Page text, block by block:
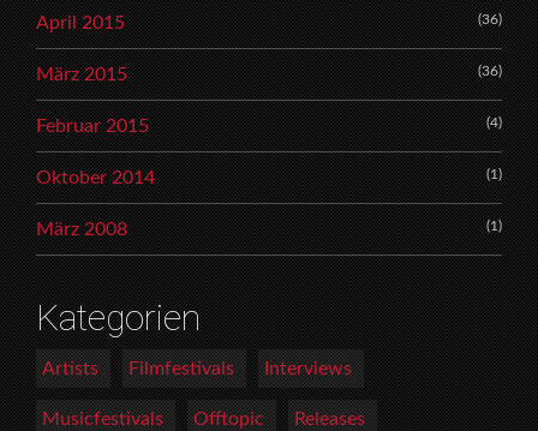
April 2015 (36)
März 2015 (36)
Februar 2015 (4)
Oktober 2014 (1)
März 2008 (1)
Kategorien
Artists Filmfestivals Interviews
Musicfestivals Offtopic Releases